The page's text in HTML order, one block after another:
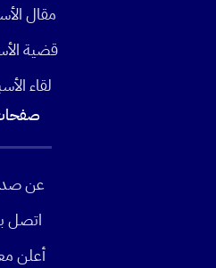
مقال
قضية
لقاء
عن
اتصل
أعلن